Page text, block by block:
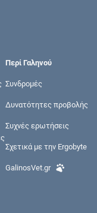
Περί Γαληνού
Συνδρομές
Δυνατότητες προβολής
Συχνές ερωτήσεις
Σχετικά με την Ergobyte
GalinosVet.gr